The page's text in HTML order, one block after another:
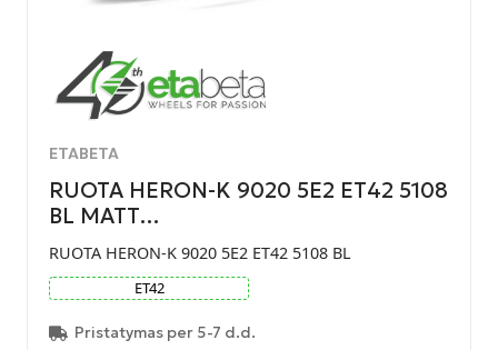
ETABETA
RUOTA HERON-K 9020 5E2 ET42 5108
BL MATT…
RUOTA HERON-K 9020 5E2 ET42 5108 BL
ET42
Pristatymas per 5-7 d.d.